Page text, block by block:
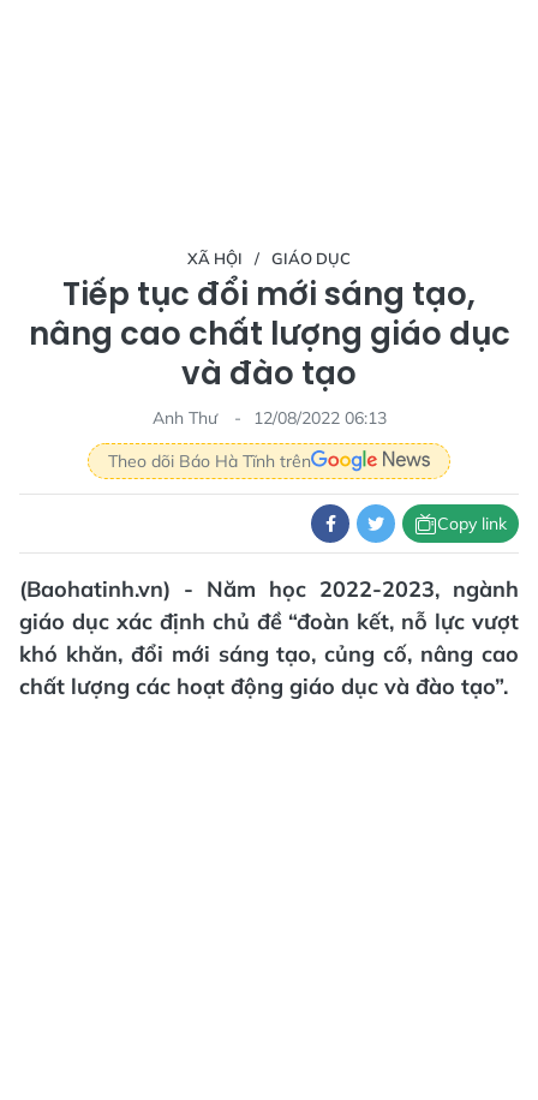
XÃ HỘI GIÁO DỤC
Tiếp tục đổi mới sáng tạo,
nâng cao chất lượng giáo dục
và đào tạo
Anh Thư
12/08/2022 06:13
Theo dõi Báo Hà Tĩnh trên
Copy link
(Baohatinh.vn) - Năm học 2022-2023, ngành
giáo dục xác định chủ đề “đoàn kết, nỗ lực vượt
khó khăn, đổi mới sáng tạo, củng cố, nâng cao
chất lượng các hoạt động giáo dục và đào tạo”.